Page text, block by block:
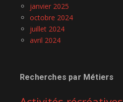
janvier 2025
octobre 2024
juillet 2024
avril 2024
Recherches par Métiers